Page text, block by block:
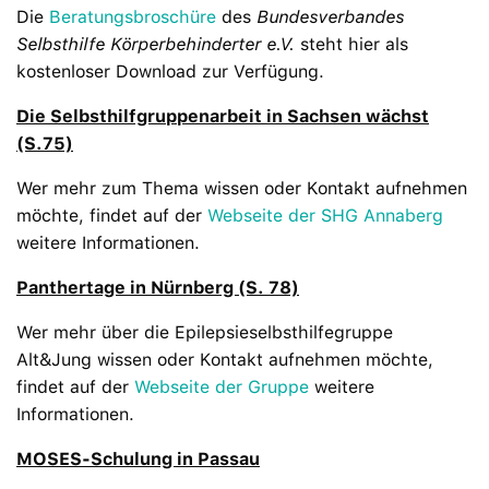
Die Beratungsbroschüre des Bundesverbandes
Selbsthilfe Körperbehinderter e.V. steht hier als
kostenloser Download zur Verfügung.
Die Selbsthilfgruppenarbeit in Sachsen wächst
(S.75)
Wer mehr zum Thema wissen oder Kontakt aufnehmen
möchte, findet auf der Webseite der SHG Annaberg
weitere Informationen.
Panthertage in Nürnberg (S. 78)
Wer mehr über die Epilepsieselbsthilfegruppe
Alt&Jung wissen oder Kontakt aufnehmen möchte,
findet auf der Webseite der Gruppe weitere
Informationen.
MOSES-Schulung in Passau